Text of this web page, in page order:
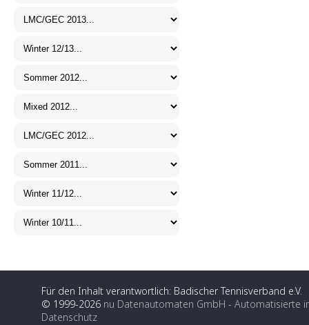
Für den Inhalt verantwortlich: Badischer Tennisverband e.V.
© 1999-2026 nu Datenautomaten GmbH - Automatisierte
Datenschutz